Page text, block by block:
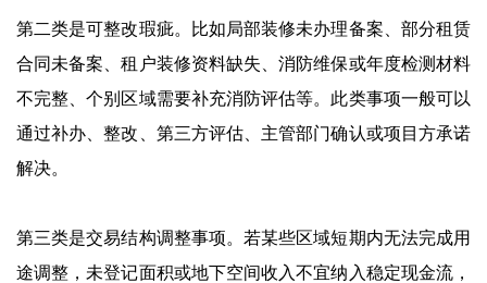
第二类是可整改瑕疵。比如局部装修未办理备案、部分租赁
合同未备案、租户装修资料缺失、消防维保或年度检测材料
不完整、个别区域需要补充消防评估等。此类事项一般可以
通过补办、整改、第三方评估、主管部门确认或项目方承诺
解决。
第三类是交易结构调整事项。若某些区域短期内无法完成用
途调整，未登记面积或地下空间收入不宜纳入稳定现金流，